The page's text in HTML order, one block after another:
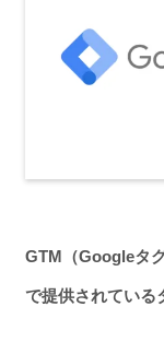
GTM（Googleタ
で提供されている